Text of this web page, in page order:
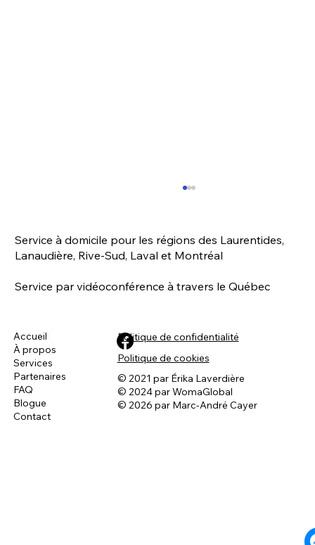
Connaissez-vous la vrai définition de la
dominance ? 🤔
Politique de confidentialité
Politique de cookies
© 2021 par Érika Laverdière
© 2024 par WomaGlobal
© 2026 par Marc-André Cayer
Service à domicile pour les régions des Laurentides,
Lanaudière, Rive-Sud, Laval et Montréal
Service par vidéoconférence à travers le Québec
Accueil
À propos
Services
Partenaires
FAQ
Blogue
Contact